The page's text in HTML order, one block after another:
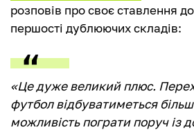
розповів про своє ставлення
першості дублюючих складів:
«Це дуже великий плюс.
футбол відбуватиметься
можливість пограти поруч із